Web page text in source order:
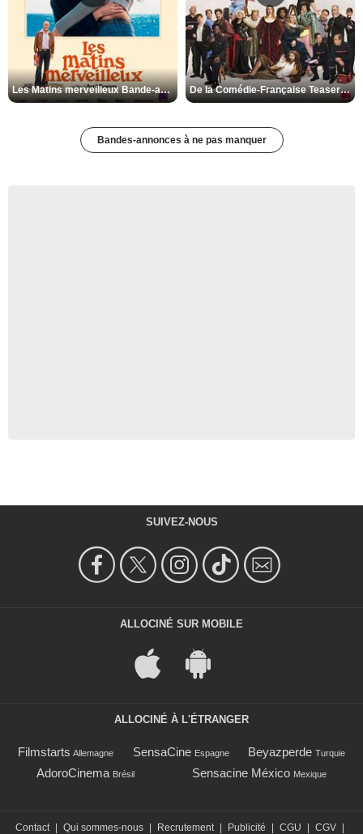
Les Matins merveilleux Bande-annonce VF De la Comédie-Française Teaser VF
Bandes-annonces à ne pas manquer
SUIVEZ-NOUS
ALLOCINÉ SUR MOBILE
ALLOCINÉ À L'ÉTRANGER
Filmstarts Allemagne SensaCine Espagne Beyazperde Turquie
AdoroCinema Brésil Sensacine México Mexique
Contact | Qui sommes-nous | Recrutement | Publicité | CGU | CGV |